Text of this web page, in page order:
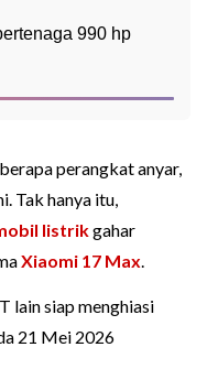
990 hp
perangkat anyar,
Tak hanya itu,
listrikgahar
Xiaomi 17 Max.
lain siap menghiasi
21 Mei 2026